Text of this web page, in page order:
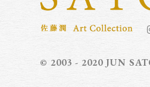
© 2003 - 2020 JUN